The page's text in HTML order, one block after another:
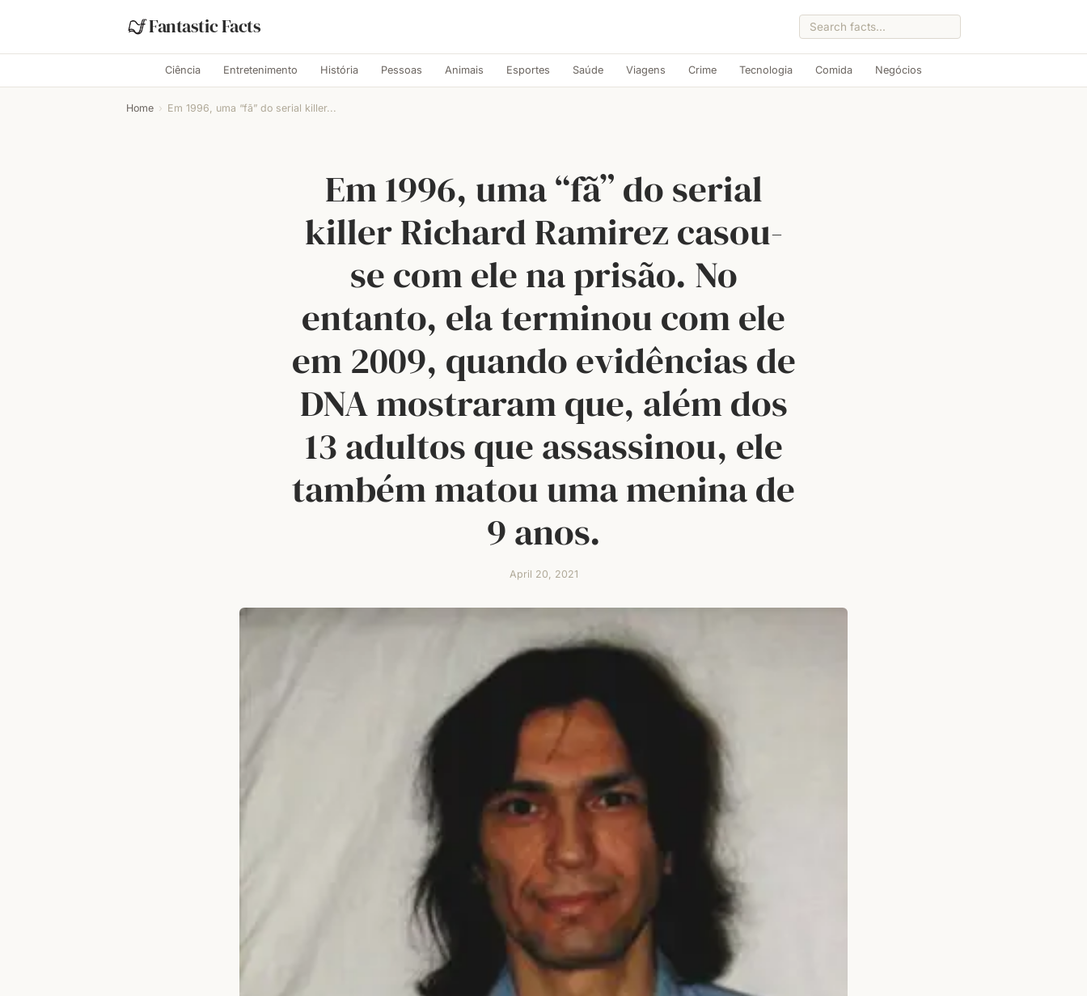
Fantastic Facts
Ciência Entretenimento História Pessoas Animais Esportes Saúde Viagens Crime Tecnologia Comida Negócios
Home › Em 1996, uma “fã” do serial killer...
Em 1996, uma “fã” do serial
killer Richard Ramirez casou-
se com ele na prisão. No
entanto, ela terminou com ele
em 2009, quando evidências de
DNA mostraram que, além dos
13 adultos que assassinou, ele
também matou uma menina de
9 anos.
April 20, 2021